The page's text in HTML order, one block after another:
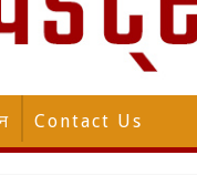
Contact Us